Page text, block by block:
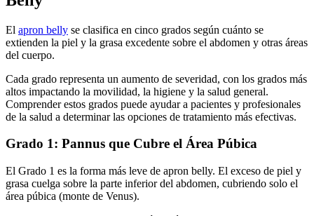
El apron belly se clasifica en cinco grados según cuánto se
extienden la piel y la grasa excedente sobre el abdomen y otras áreas
del cuerpo.
Cada grado representa un aumento de severidad, con los grados más
altos impactando la movilidad, la higiene y la salud general.
Comprender estos grados puede ayudar a pacientes y profesionales
de la salud a determinar las opciones de tratamiento más efectivas.
Grado 1: Pannus que Cubre el Área Púbica
El Grado 1 es la forma más leve de apron belly. El exceso de piel y
grasa cuelga sobre la parte inferior del abdomen, cubriendo solo el
área púbica (monte de Venus).